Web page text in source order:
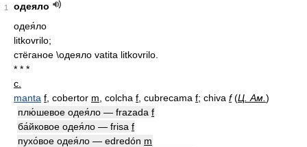
1
одеяло
одея́ло
litkovrilo;
стёганое \одеяло vatita litkovrilo.
* * *
с.
manta f , cobertor m , colcha f , cubrecama f; chiva f(Ц. Ам. )
плю́шевое одея́ло — frazada f
ба́йковое одея́ло — frisa f
пухо́вое одея́ло — edredón m